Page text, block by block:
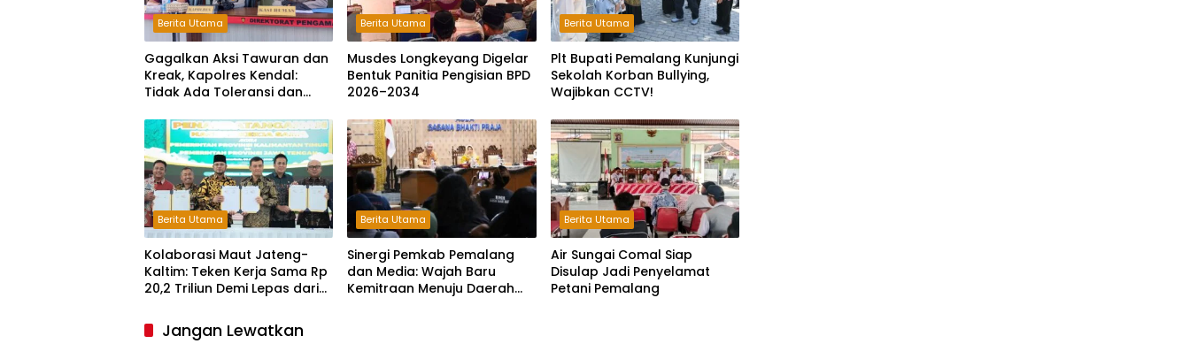
Berita Utama
Gagalkan Aksi Tawuran dan
Kreak, Kapolres Kendal:
Tidak Ada Toleransi dan
Kejahatan Jalanan
Berita Utama
Musdes Longkeyang Digelar
Bentuk Panitia Pengisian BPD
2026–2034
Berita Utama
Plt Bupati Pemalang Kunjungi
Sekolah Korban Bullying,
Wajibkan CCTV!
Berita Utama
Kolaborasi Maut Jateng-
Kaltim: Teken Kerja Sama Rp
20,2 Triliun Demi Lepas dari
Berita Utama
Sinergi Pemkab Pemalang
dan Media: Wajah Baru
Kemitraan Menuju Daerah
Berita Utama
Air Sungai Comal Siap
Disulap Jadi Penyelamat
Petani Pemalang
Jangan Lewatkan